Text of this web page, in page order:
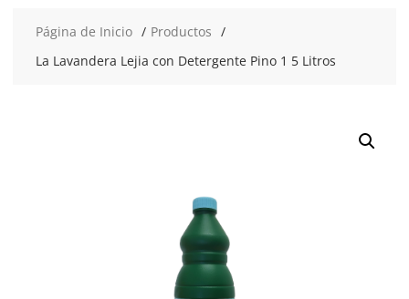
Página de Inicio
Productos
La Lavandera Lejia con Detergente Pino 1 5 Litros